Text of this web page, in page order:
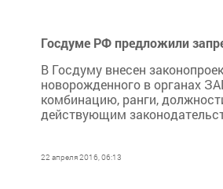
Госдуме РФ предложили
В Госдуму внесен
новорожденного в органах
комбинацию, ранги,
действующим
22 апреля 2016, 06:13